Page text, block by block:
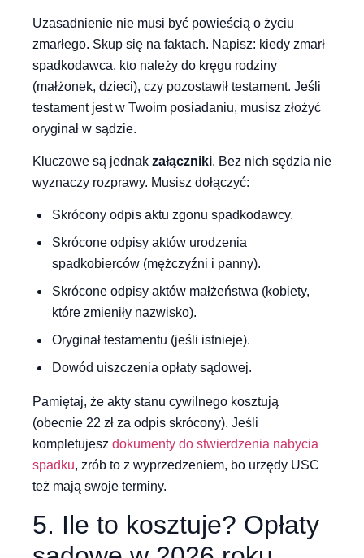
Uzasadnienie nie musi być powieścią o życiu
zmarłego. Skup się na faktach. Napisz: kiedy zmarł
spadkodawca, kto należy do kręgu rodziny
(małżonek, dzieci), czy pozostawił testament. Jeśli
testament jest w Twoim posiadaniu, musisz złożyć
oryginał w sądzie.
Kluczowe są jednak załączniki. Bez nich sędzia nie
wyznaczy rozprawy. Musisz dołączyć:
Skrócony odpis aktu zgonu spadkodawcy.
Skrócone odpisy aktów urodzenia
spadkobierców (mężczyźni i panny).
Skrócone odpisy aktów małżeństwa (kobiety,
które zmieniły nazwisko).
Oryginał testamentu (jeśli istnieje).
Dowód uiszczenia opłaty sądowej.
Pamiętaj, że akty stanu cywilnego kosztują
(obecnie 22 zł za odpis skrócony). Jeśli
kompletujesz dokumenty do stwierdzenia nabycia
spadku, zrób to z wyprzedzeniem, bo urzędy USC
też mają swoje terminy.
5. Ile to kosztuje? Opłaty